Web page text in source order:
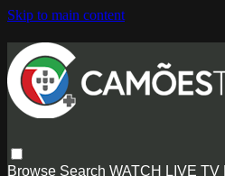
Skip to main content
Browse Search WATCH LIVE TV